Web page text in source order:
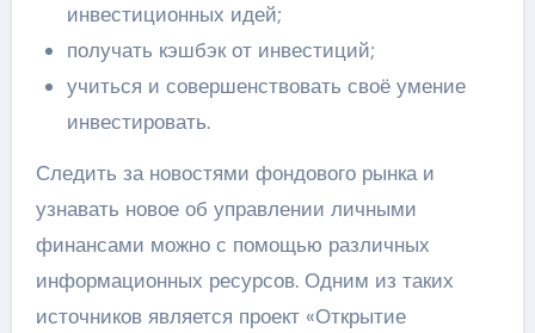
инвестиционных идей;
получать кэшбэк от инвестиций;
учиться и совершенствовать своё умение
инвестировать.
Следить за новостями фондового рынка и
узнавать новое об управлении личными
финансами можно с помощью различных
информационных ресурсов. Одним из таких
источников является проект «Открытие